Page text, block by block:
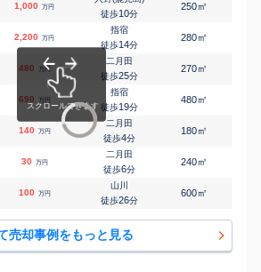
1,000 万円
徒歩10分
250㎡
2,200 万円
指宿
徒歩14分
280㎡
480 万円
二月田
徒歩25分
270㎡
690 万円
指宿
徒歩19分
480㎡
140 万円
二月田
徒歩4分
180㎡
30 万円
二月田
徒歩6分
240㎡
100 万円
山川
徒歩26分
600㎡
売却事例をもっと見る